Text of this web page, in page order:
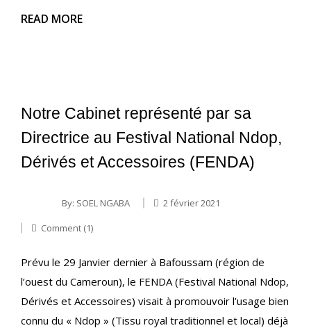
READ MORE
Notre Cabinet représenté par sa
Directrice au Festival National Ndop,
Dérivés et Accessoires (FENDA)
By: SOEL NGABA
2 février 2021
Comment (1)
Prévu le 29 Janvier dernier à Bafoussam (région de
l’ouest du Cameroun), le FENDA (Festival National Ndop,
Dérivés et Accessoires) visait à promouvoir l’usage bien
connu du « Ndop » (Tissu royal traditionnel et local) déjà